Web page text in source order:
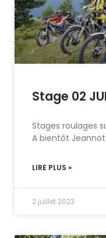
Stage 02
Stages roulages
A bientôt Jeannot
LIRE PLUS »
2 juillet 2023